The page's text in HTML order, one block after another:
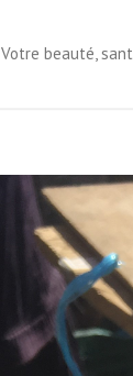
Votre beauté,